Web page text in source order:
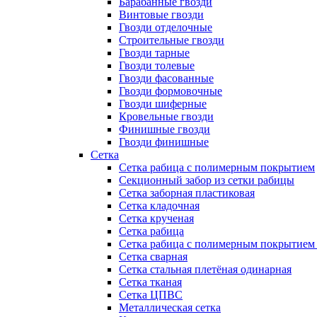
Винтовые гвозди
Гвозди отделочные
Строительные гвозди
Гвозди тарные
Гвозди толевые
Гвозди фасованные
Гвозди формовочные
Гвозди шиферные
Кровельные гвозди
Финишные гвозди
Гвозди финишные
Сетка
Сетка рабица с полимерным покрытием
Секционный забор из сетки рабицы
Сетка заборная пластиковая
Сетка кладочная
Сетка крученая
Сетка рабица
Сетка рабица с полимерным покрытием
Сетка сварная
Сетка стальная плетёная одинарная
Сетка тканая
Сетка ЦПВС
Металлическая сетка